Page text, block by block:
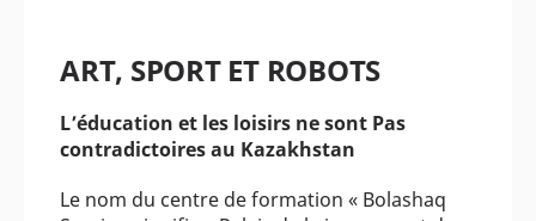
ART, SPORT ET ROBOTS
L’éducation et les loisirs ne sont Pas
contradictoires au Kazakhstan
Le nom du centre de formation « Bolashaq